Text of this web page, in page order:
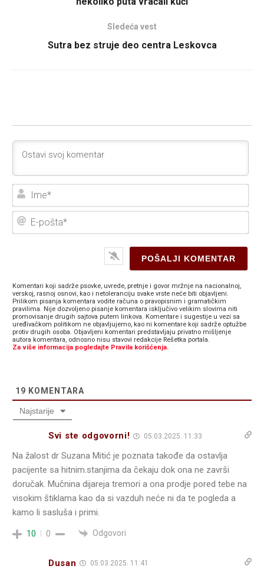
Sledeća vest
Sutra bez struje deo centra Leskovca
E-
Komentari koji sadrže psovke, uvrede, pretnje i govor mržnje na nacionalnoj,
verskoj, rasnoj osnovi, kao i netoleranciju svake vrste neće biti objavljeni.
Prilikom pisanja komentara vodite računa o pravopisnim i gramatičkim
pravilima. Nije dozvoljeno pisanje komentara isključivo velikim slovima niti
promovisanje drugih sajtova putem linkova. Komentare i sugestije u vezi sa
uređivačkom politikom ne objavljujemo, kao ni komentare koji sadrže optužbe
protiv drugih osoba. Objavljeni komentari predstavljaju privatno mišljenje
autora komentara, odnosno nisu stavovi redakcije Rešetka portala.
Za više informacija pogledajte Pravila korišćenja.
19 KOMENTARA
Najstarije
Svi ste odgovorni! 05.03.2025. 11:33
Na žalost dr Suzana Mitić je poznata takođe da ostavlja
pacijente sa hitnim.stanjima da čekaju dok ona ne završi
doručak. Mučnina dijareja tremori a ona prodje pored tebe na
visokim štiklama kao da si vazduh neće ni da te pogleda a
kamo li sasluša i primi.
10 0 Odgovori
Dusan 05.03.2025. 11:41